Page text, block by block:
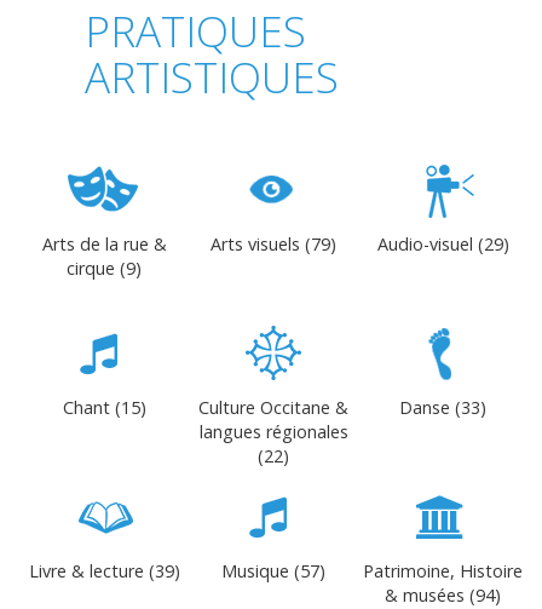
PRATIQUES
ARTISTIQUES
Arts de la rue &
cirque (9)
Arts visuels (79) Audio-visuel (29)
Chant (15)
Culture Occitane &
langues régionales
(22)
Danse (33)
Livre & lecture (39) Musique (57)
Patrimoine, Histoire
& musées (94)